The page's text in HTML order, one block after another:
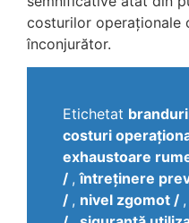
costurilor operaționale
înconjurător.
Etichetat
costuri
exhaustoare
,întreținere
, nivel zgomot ,